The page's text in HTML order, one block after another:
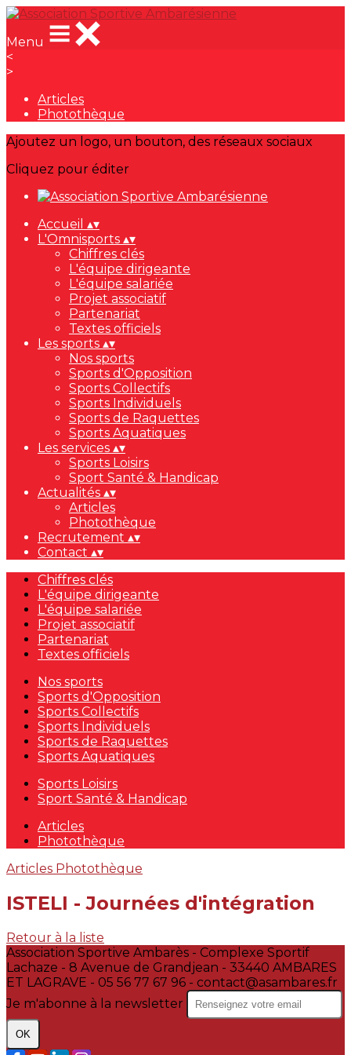
Menu
<
>
Articles
Photothèque
Ajoutez un logo, un bouton, des réseaux sociaux
Cliquez pour éditer
Accueil ▴▾
L'Omnisports ▴▾
Chiffres clés
L'équipe dirigeante
L'équipe salariée
Projet associatif
Partenariat
Textes officiels
Les sports ▴▾
Nos sports
Sports d'Opposition
Sports Collectifs
Sports Individuels
Sports de Raquettes
Sports Aquatiques
Les services ▴▾
Sports Loisirs
Sport Santé & Handicap
Actualités ▴▾
Articles
Photothèque
Recrutement ▴▾
Contact ▴▾
Chiffres clés
L'équipe dirigeante
L'équipe salariée
Projet associatif
Partenariat
Textes officiels
Nos sports
Sports d'Opposition
Sports Collectifs
Sports Individuels
Sports de Raquettes
Sports Aquatiques
Sports Loisirs
Sport Santé & Handicap
Articles
Photothèque
Articles Photothèque
ISTELI - Journées d'intégration
Retour à la liste
Association Sportive Ambarès - Complexe Sportif
Lachaze - 8 Avenue de Grandjean - 33440 AMBARES
ET LAGRAVE - 05 56 77 67 96 - contact@asambares.fr
Je m'abonne à la newsletter
OK